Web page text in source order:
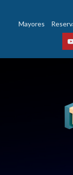
contenido
Mayores